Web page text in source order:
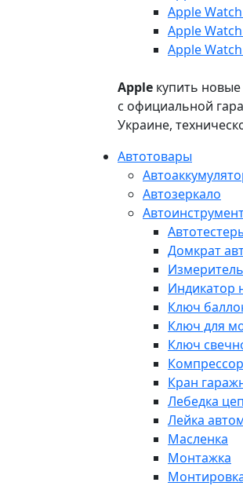
Apple
Apple
Apple
Apple купить
с официальной
Украине,
Автотовары
Автозеркало
Домкрат
Индикатор
Ключ
Ключ для
Ключ
Кран
Лебедка
Лейка
Масленка
Монтажка